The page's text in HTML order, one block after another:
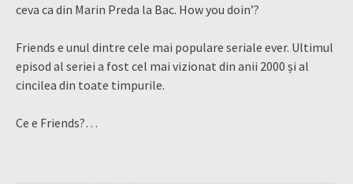
ceva ca din Marin Preda la Bac. How you doin’?
Friends e unul dintre cele mai populare seriale ever. Ultimul
episod al seriei a fost cel mai vizionat din anii 2000 și al
cincilea din toate timpurile.
Ce e Friends?…